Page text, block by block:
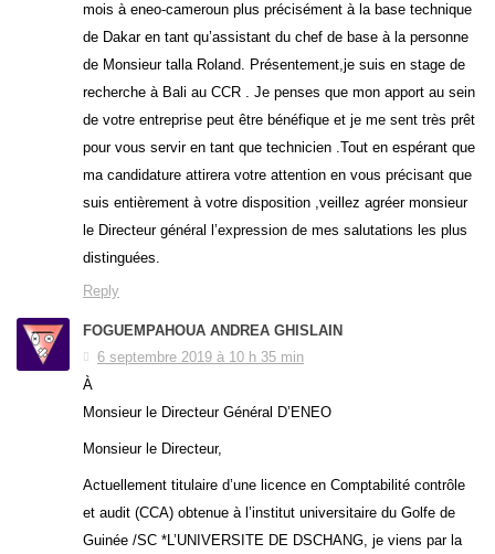
mois à eneo-cameroun plus précisément à la base technique
de Dakar en tant qu’assistant du chef de base à la personne
de Monsieur talla Roland. Présentement,je suis en stage de
recherche à Bali au CCR . Je penses que mon apport au sein
de votre entreprise peut être bénéfique et je me sent très prêt
pour vous servir en tant que technicien .Tout en espérant que
ma candidature attirera votre attention en vous précisant que
suis entièrement à votre disposition ,veillez agréer monsieur
le Directeur général l’expression de mes salutations les plus
distinguées.
Reply
FOGUEMPAHOUA ANDREA GHISLAIN
6 septembre 2019 à 10 h 35 min
À
Monsieur le Directeur Général D’ENEO
Monsieur le Directeur,
Actuellement titulaire d’une licence en Comptabilité contrôle
et audit (CCA) obtenue à l’institut universitaire du Golfe de
Guinée /SC *L’UNIVERSITE DE DSCHANG, je viens par la